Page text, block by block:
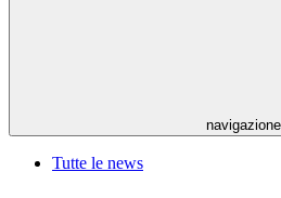
navigazione
Tutte le news